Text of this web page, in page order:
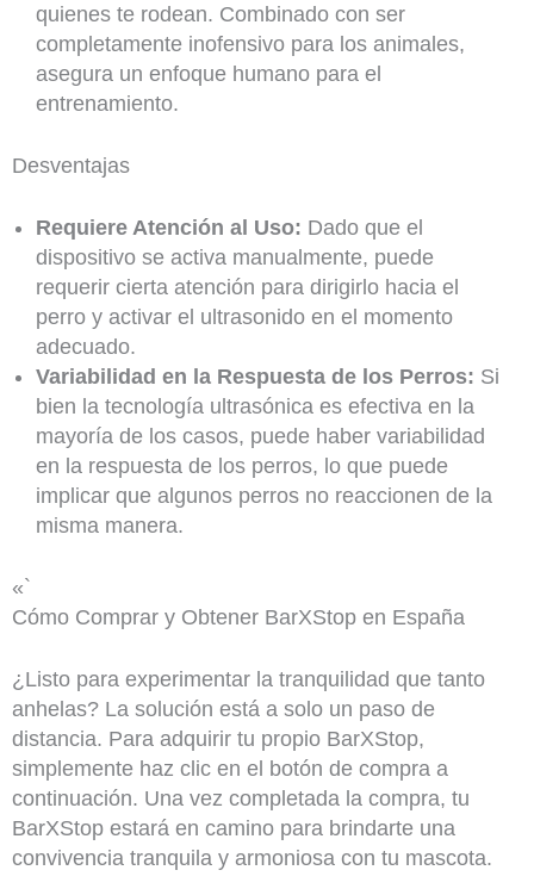
quienes te rodean. Combinado con ser
completamente inofensivo para los animales,
asegura un enfoque humano para el
entrenamiento.
Desventajas
Requiere Atención al Uso: Dado que el
dispositivo se activa manualmente, puede
requerir cierta atención para dirigirlo hacia el
perro y activar el ultrasonido en el momento
adecuado.
Variabilidad en la Respuesta de los Perros: Si
bien la tecnología ultrasónica es efectiva en la
mayoría de los casos, puede haber variabilidad
en la respuesta de los perros, lo que puede
implicar que algunos perros no reaccionen de la
misma manera.
«`
Cómo Comprar y Obtener BarXStop en España
¿Listo para experimentar la tranquilidad que tanto
anhelas? La solución está a solo un paso de
distancia. Para adquirir tu propio BarXStop,
simplemente haz clic en el botón de compra a
continuación. Una vez completada la compra, tu
BarXStop estará en camino para brindarte una
convivencia tranquila y armoniosa con tu mascota.